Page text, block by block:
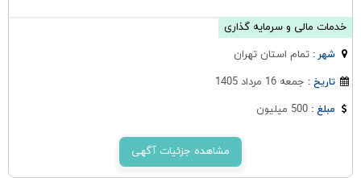
خدمات مالی و سرمایه گذاری
شهر :تمام استان تهران
تاریخ : جمعه 16 مرداد 1405
مبلغ :500 میلیون
مشاهده جزئیات آگهی